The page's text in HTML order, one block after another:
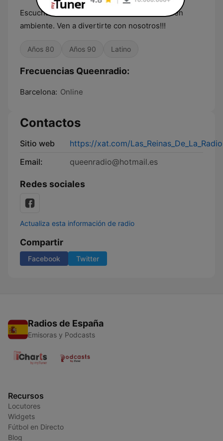
Escucha la mejor musica y disfruta de un buen
ambiente. Ven a divertirte con nosotros!!!
Años 80 Años 90 Latino
Frecuencias Queenradio:
Barcelona: Online
Contactos
Sitio web
https://xat.com/Las_Reinas_De_La_Radio
Email:
queenradio@hotmail.es
Redes sociales
Actualiza esta información de radio
Compartir
Facebook Twitter
Radios de España
Emisoras y Podcasts
Recursos
Locutores
Widgets
Fútbol en Directo
Blog